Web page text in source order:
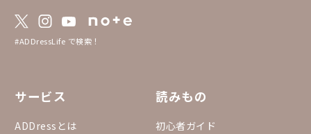
#ADDressLife で検索！
サービス
ADDressとは
読みもの
初心者ガイド